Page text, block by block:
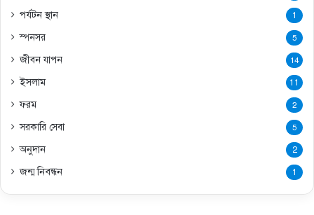
পর্যটন স্থান 1
স্পনসর 5
জীবন যাপন 14
ইসলাম 11
ফরম 2
সরকারি সেবা 5
অনুদান 2
জন্ম নিবন্ধন 1